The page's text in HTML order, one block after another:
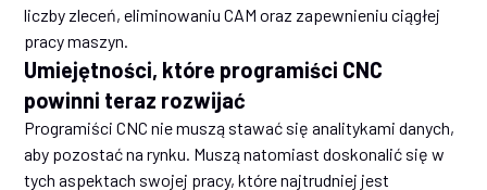
liczby zleceń, eliminowaniu CAM oraz zapewnieniu ciągłej
pracy maszyn.
Umiejętności, które programiści CNC
powinni teraz rozwijać
Programiści CNC nie muszą stawać się analitykami danych,
aby pozostać na rynku. Muszą natomiast doskonalić się w
tych aspektach swojej pracy, które najtrudniej jest